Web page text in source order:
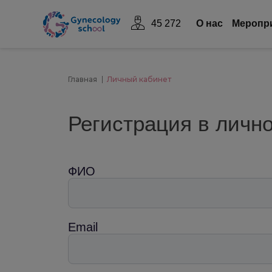
45 272 О нас
Главная Личный кабинет
Регистрация в
ФИО
Email